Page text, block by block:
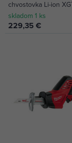
chvostovka Li-ion
2300/3000zdv./min.,
bez batérie
skladom 1 ks
229,35 €